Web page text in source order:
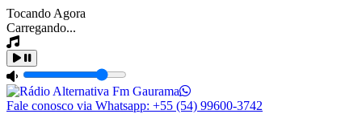
Tocando Agora
Carregando...
Fale conosco via Whatsapp: +55 (54) 99600-3742